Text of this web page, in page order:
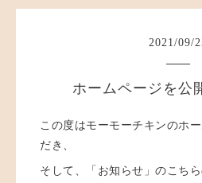
2021/09/
ホームページを公
この度はモーモーチキンのホ
だき、
そして、「お知らせ」のこち